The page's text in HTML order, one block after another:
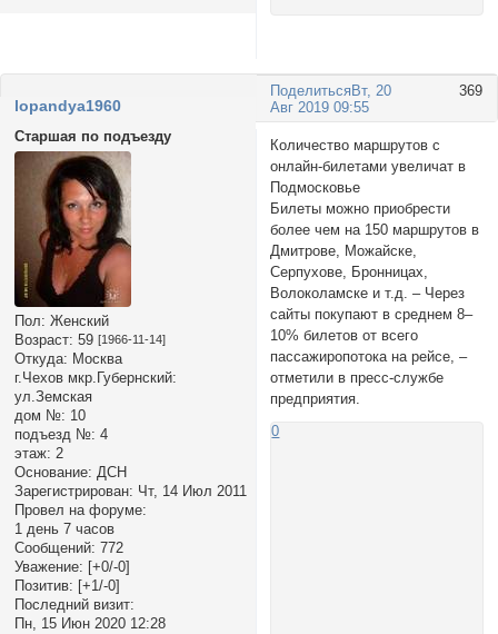
Поделиться 369
Вт, 20
Авг 2019 09:55
lopandya1960
Старшая по подъезду
Пол: Женский
Возраст: 59 [1966-11-14]
Откуда: Москва
г.Чехов мкр.Губернский:
ул.Земская
дом №: 10
подъезд №: 4
этаж: 2
Основание: ДСН
Зарегистрирован: Чт, 14 Июл 2011
Провел на форуме:
1 день 7 часов
Сообщений: 772
Уважение: [+0/-0]
Позитив: [+1/-0]
Последний визит:
Пн, 15 Июн 2020 12:28
Количество маршрутов с
онлайн-билетами увеличат в
Подмосковье
Билеты можно приобрести
более чем на 150 маршрутов в
Дмитрове, Можайске,
Серпухове, Бронницах,
Волоколамске и т.д. – Через
сайты покупают в среднем 8–
10% билетов от всего
пассажиропотока на рейсе, –
отметили в пресс-службе
предприятия.
0